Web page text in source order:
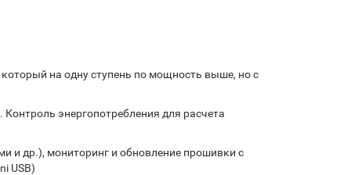
на одну ступень по мощность выше, но с
энергопотребления для расчета
и др.), мониторинг и обновление прошивки с
USB)